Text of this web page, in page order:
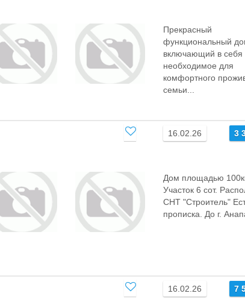
Прекрасный
функциональный
включающий в себя
необходимое для
комфортного
семьи...
16.02.26 3
Дом площадью
Участок 6 сот.
СНТ "Строитель"
прописка. До г.
16.02.26 7